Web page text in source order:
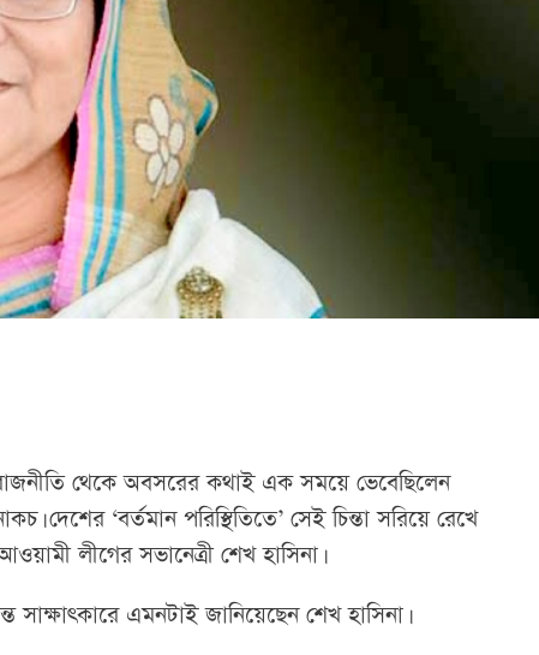
থেকে অবসরের কথাই এক সময়ে ভেবেছিলেন
দেশের ‘বর্তমান পরিস্থিতিতে’ সেই চিন্তা সরিয়ে রেখে
লীগের সভানেত্রী শেখ হাসিনা।
এমনটাই জানিয়েছেন শেখ হাসিনা।